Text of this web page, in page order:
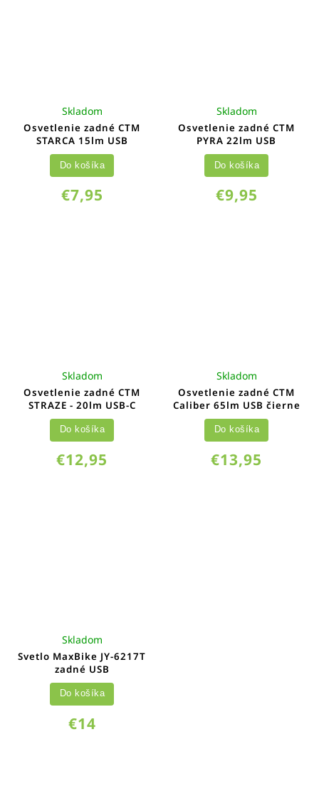
Osvetlenie zadné CTM
STARCA 15lm USB
Skladom
€7,95
Do košíka
Osvetlenie zadné CTM
PYRA 22lm USB
Skladom
€9,95
Do košíka
Osvetlenie zadné CTM
STRAZE - 20lm USB-C
Skladom
€12,95
Do košíka
Osvetlenie zadné CTM
Caliber 65lm USB čierne
Skladom
€13,95
Do košíka
Svetlo MaxBike JY-6217T
zadné USB
Skladom
€14
Do košíka